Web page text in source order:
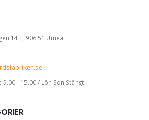
14 E, 906 51 Umeå
9.00 - 15.00 / Lör-Sön Stängt